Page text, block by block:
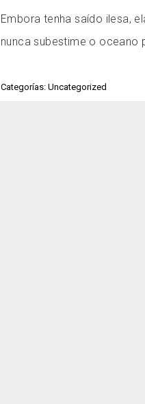
Embora tenha saído ilesa,
nunca subestime o oceano
Categorías: Uncategorized